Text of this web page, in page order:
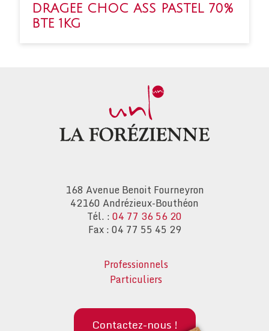
DRAGEE CHOC ASS PASTEL 70%
BTE 1KG
168 Avenue Benoit Fourneyron
42160 Andrézieux-Bouthéon
Tél. :04 77 36 56 20
Fax : 04 77 55 45 29
Professionnels
Particuliers
Contactez-nous !